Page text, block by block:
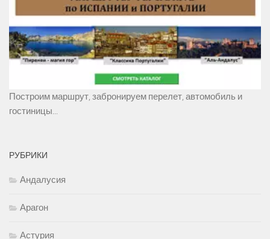
Построим маршрут, забронируем перелет, автомобиль и
гостиницы...
РУБРИКИ
Андалусия
Арагон
Астурия